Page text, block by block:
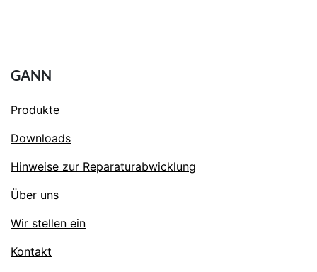
GANN
Produkte
Downloads
Hinweise zur Reparaturabwicklung
Über uns
Wir stellen ein
Kontakt